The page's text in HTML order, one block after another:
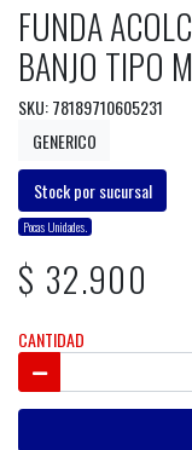
FUNDA
BANJO TIPO
SKU: 78189710605231
GENERICO
Stock por sucursal
Pocas Unidades.
$ 32.900
CANTIDAD